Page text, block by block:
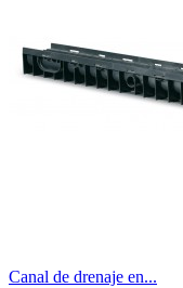
Canal de drenaje en...